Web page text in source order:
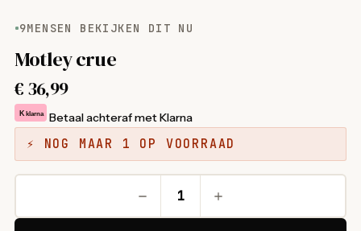
9MENSEN BEKIJKEN DIT NU
Motley crue
€ 36,99
K klarna Betaal achteraf met Klarna
⚡ NOG MAAR 1 OP VOORRAAD